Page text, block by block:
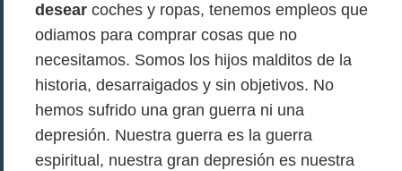
desear coches y ropas, tenemos empleos que
odiamos para comprar cosas que no
necesitamos. Somos los hijos malditos de la
historia, desarraigados y sin objetivos. No
hemos sufrido una gran guerra ni una
depresión. Nuestra guerra es la guerra
espiritual, nuestra gran depresión es nuestra